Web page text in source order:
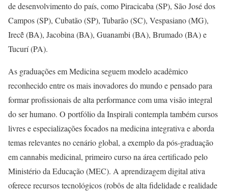
de desenvolvimento do país, como Piracicaba (SP), São José dos
Campos (SP), Cubatão (SP), Tubarão (SC), Vespasiano (MG),
Irecê̂ (BA), Jacobina (BA), Guanambi (BA), Brumado (BA) e
Tucurí (PA).
As graduações em Medicina seguem modelo acadêmico
reconhecido entre os mais inovadores do mundo e pensado para
formar profissionais de alta performance com uma visão integral
do ser humano. O portfólio da Inspirali contempla também cursos
livres e especializações focados na medicina integrativa e aborda
temas relevantes no cenário global, a exemplo da pós-graduação
em cannabis medicinal, primeiro curso na área certificado pelo
Ministério da Educação (MEC). A aprendizagem digital ativa
oferece recursos tecnológicos (robôs de alta fidelidade e realidade